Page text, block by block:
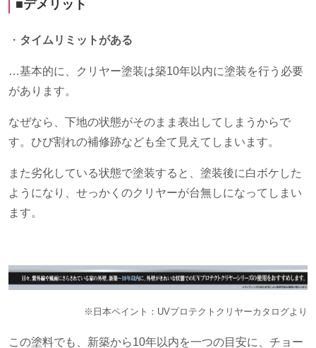
■デメリット
・ タイムリミットがある
…基本的に、クリヤー塗装は築10年以内に塗装を行う必要
があります。
なぜなら、下地の状態がそのまま表出してしまうからで
す。ひび割れの補修跡なども全て見えてしまいます。
また劣化している状態で塗装すると、塗装後に白ボケした
ようになり、せっかくのクリヤーが台無しになってしまい
ます。
※日本ペイント：UVプロテクトクリヤーカタログより
この塗料でも、新築から10年以内を一つの目安に、チョー